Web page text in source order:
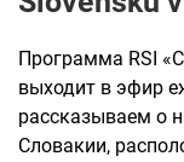
Программа RSI
выходит в эфир
рассказываем о
Словакии,